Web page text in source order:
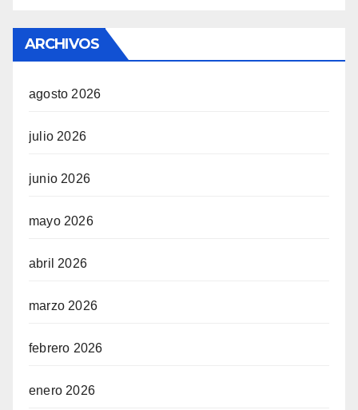
ARCHIVOS
agosto 2026
julio 2026
junio 2026
mayo 2026
abril 2026
marzo 2026
febrero 2026
enero 2026